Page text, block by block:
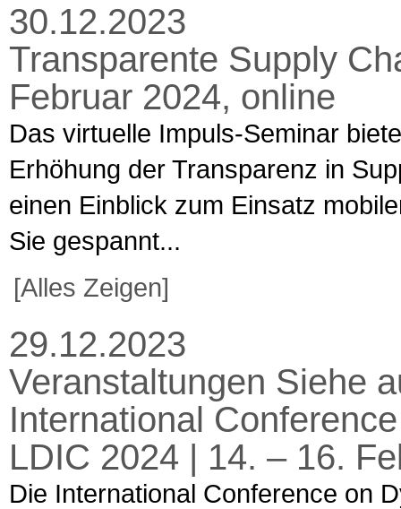
30.12.2023
Transparente Supply
Februar 2024, online
Das virtuelle Impuls-Seminar
Erhöhung der Transparenz in
einen Einblick zum Einsatz
Sie gespannt...
[Alles Zeigen]
29.12.2023
Veranstaltungen Siehe
International
LDIC 2024 | 14. – 16.
Die International Conference on